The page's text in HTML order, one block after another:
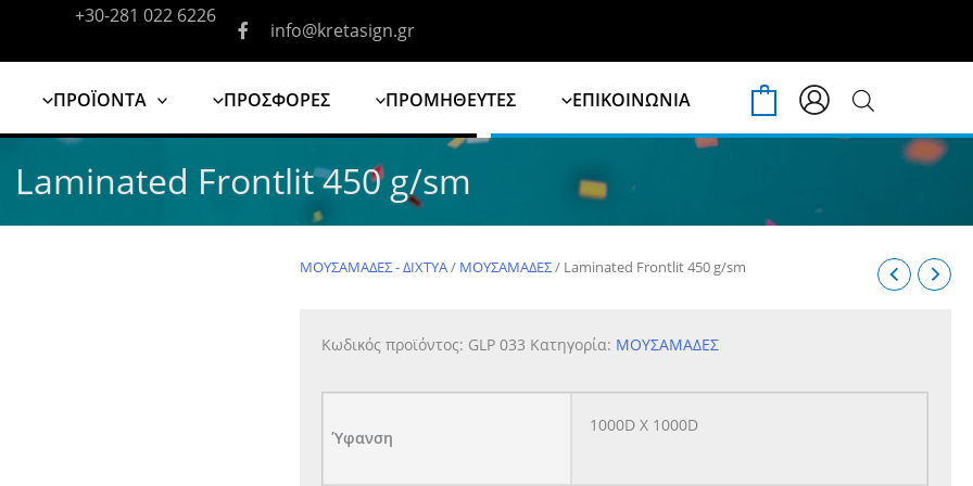
+30-281 022 6226
info@kretasign.gr
ΠΡΟΪΟΝΤΑ ΠΡΟΣΦΟΡΕΣ ΠΡΟΜΗΘΕΥΤΕΣ ΕΠΙΚΟΙΝΩΝΙΑ
Laminated Frontlit 450 g/sm
ΜΟΥΣΑΜΑΔΕΣ - ΔΙΧΤΥΑ/ ΜΟΥΣΑΜΑΔΕΣ/ Laminated Frontlit 450 g/sm
Κωδικός προϊόντος: GLP 033 Κατηγορία: ΜΟΥΣΑΜΑΔΕΣ
Ύφανση
1000D X 1000D